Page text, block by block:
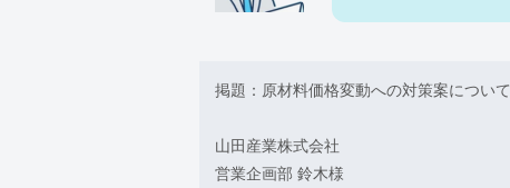
掲題：原材料価格変動への対策案について
山田産業株式会社
営業企画部 鈴木様